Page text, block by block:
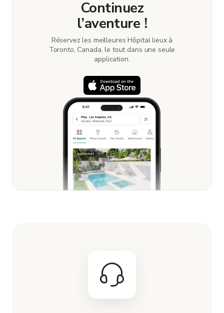
Continuez
l’aventure !
Réservez les meilleures Hôpital lieux à
Toronto, Canada, le tout dans une seule
application.